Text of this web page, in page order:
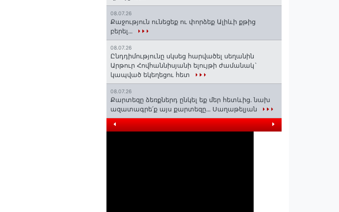
08.07.26
Քաջություն ունեցեք ու փորձեք Ալիևի քթից
բերել․․․
08.07.26
Ընդդիմությունը սկսեց հարվածել սեղանին
Արթուր Հովհաննիսյանի ելույթի ժամանակ`
կապված եկեղեցու հետ
08.07.26
Քարտեզը ձեռքներդ ընկել եք մեր հետևից․ նախ
ազատագրե՛ք այս քարտեզը․․․ Սաղաթելյան